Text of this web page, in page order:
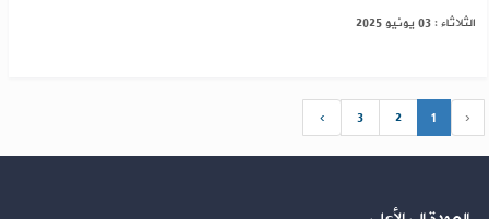
الثلاثاء : 03 يونيو 2025
‹
1
2
3
›